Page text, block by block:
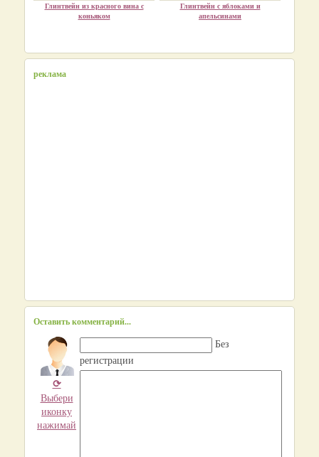
Глинтвейн из красного вина с
коньяком
Глинтвейн с яблоками и
апельсинами
реклама
Оставить комментарий...
⟳
Выбери
иконку
нажимай
Без
регистрации